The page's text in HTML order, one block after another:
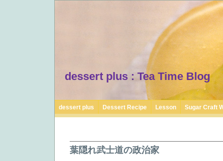
dessert plus : Tea Time Blog
dessert plus Dessert Recipe Lesson Sugar Craft
葉隠れ武士道の政治家